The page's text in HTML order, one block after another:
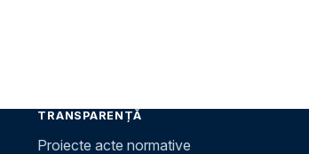
TRANSPARENȚĂ
Proiecte acte normative